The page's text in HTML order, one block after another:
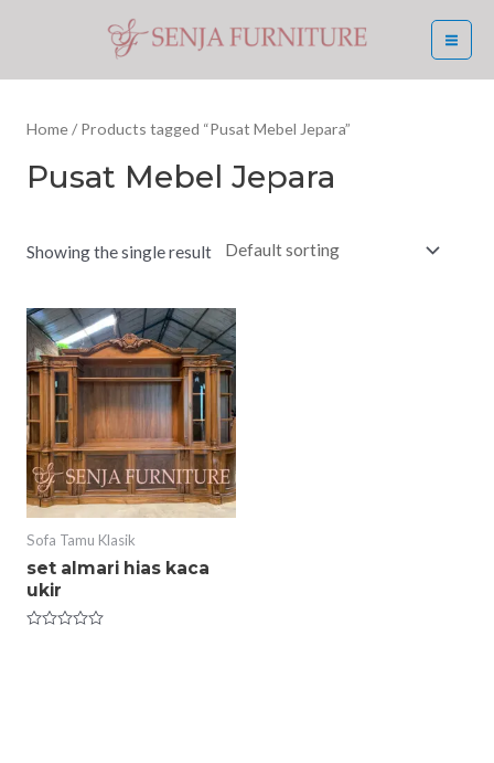
content
Home/ Products tagged “Pusat Mebel Jepara”
Pusat Mebel Jepara
Showing the single result
Sofa Tamu Klasik
set almari hias kaca
ukir